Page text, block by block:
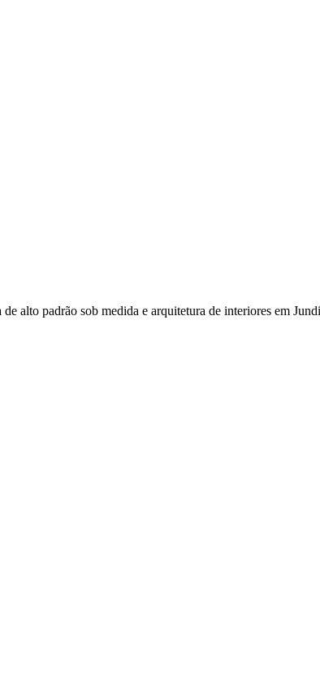
alto padrão sob medida e arquitetura de interiores em